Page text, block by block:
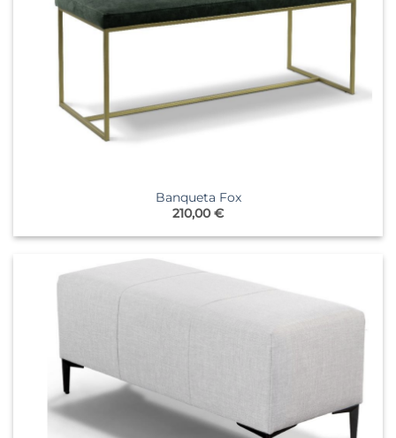
Banqueta Fox
210,00€